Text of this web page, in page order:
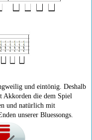
und eintönig. Deshalb
Akkorden die dem Spiel
und natürlich mit
unserer Bluessongs.